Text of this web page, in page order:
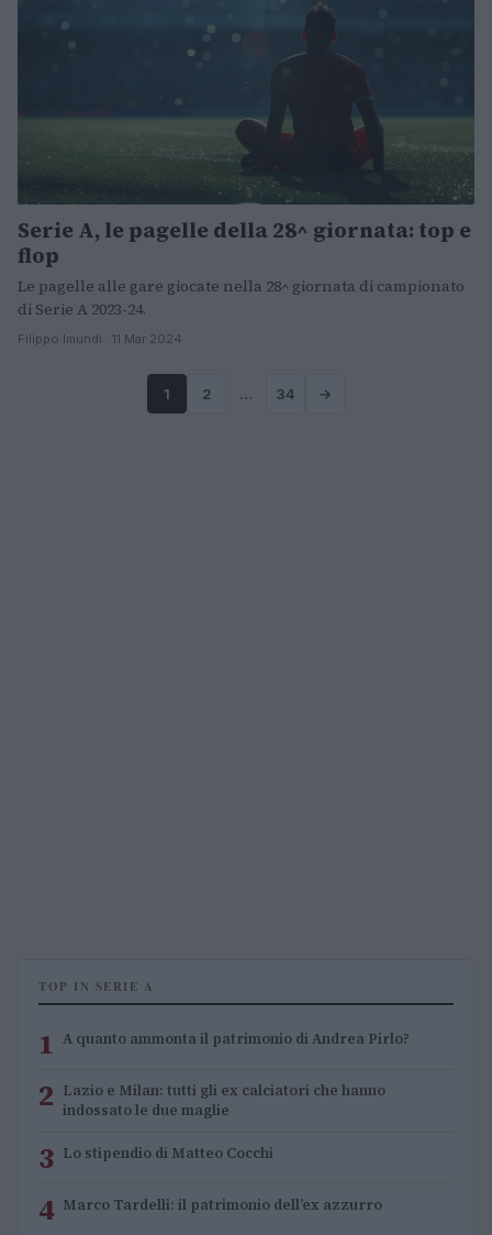
Serie A, le pagelle della 28^ giornata: top e
flop
Le pagelle alle gare giocate nella 28^ giornata di campionato
di Serie A 2023-24.
Filippo Imundi · 11 Mar 2024
1 2 … 34 →
TOP IN SERIE A
1 A quanto ammonta il patrimonio di Andrea Pirlo?
2 Lazio e Milan: tutti gli ex calciatori che hanno
indossato le due maglie
3 Lo stipendio di Matteo Cocchi
4 Marco Tardelli: il patrimonio dell’ex azzurro